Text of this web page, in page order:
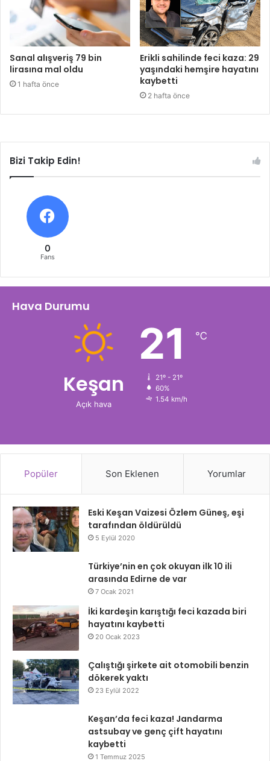
Sanal alışveriş 79 bin
lirasına mal oldu
1 hafta önce
Erikli sahilinde feci kaza: 29
yaşındaki hemşire hayatını
kaybetti
2 hafta önce
Bizi Takip Edin!
0
Fans
Hava Durumu
Keşan
Açık hava
21 ℃
21º - 21º
60%
1.54 km/h
Popüler Son Eklenen Yorumlar
Eski Keşan Vaizesi Özlem Güneş, eşi
tarafından öldürüldü
5 Eylül 2020
Türkiye’nin en çok okuyan ilk 10 ili
arasında Edirne de var
7 Ocak 2021
İki kardeşin karıştığı feci kazada biri
hayatını kaybetti
20 Ocak 2023
Çalıştığı şirkete ait otomobili benzin
dökerek yaktı
23 Eylül 2022
Keşan’da feci kaza! Jandarma
astsubay ve genç çift hayatını
kaybetti
1 Temmuz 2025